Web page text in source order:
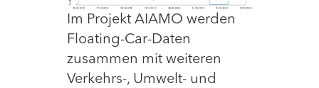
Im Projekt AIAMO werden
Floating-Car-Daten
zusammen mit weiteren
Verkehrs-, Umwelt- und